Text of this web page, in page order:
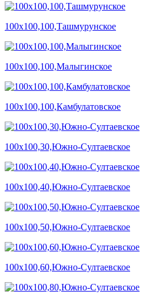
100х100,100,Ташмурунское
100х100,100,Малыгинское
100х100,100,Камбулатовское
100х100,30,Южно-Султаевское
100х100,40,Южно-Султаевское
100х100,50,Южно-Султаевское
100х100,60,Южно-Султаевское